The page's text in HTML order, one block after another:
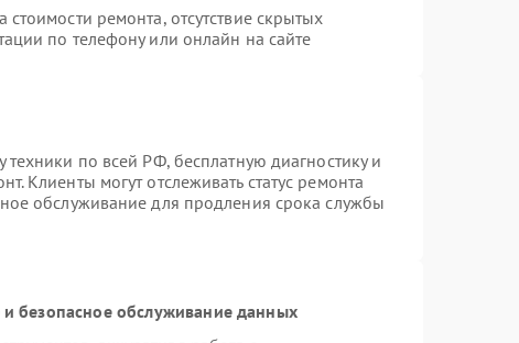
ремонта, отсутствие скрытых
по телефону или онлайн на сайте
по всей РФ, бесплатную диагностику и
Клиенты могут отслеживать статус ремонта
обслуживание для продления срока службы
безопасное обслуживание данных